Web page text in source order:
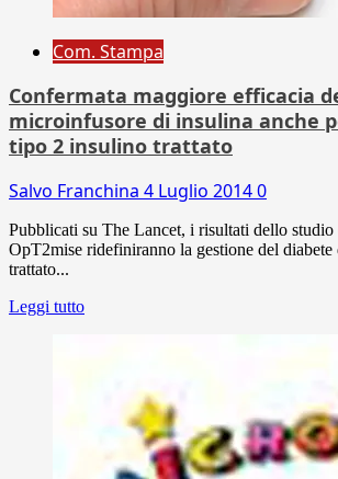
Com. Stampa
Confermata maggiore efficacia
microinfusore di insulina anche
tipo 2 insulino trattato
Salvo Franchina 4 Luglio 20140
Pubblicati su The Lancet, i risultati dello studio
OpT2mise ridefiniranno la gestione del
trattato...
Leggi tutto